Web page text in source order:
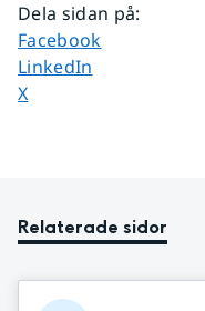
Dela sidan på:
Dela sidan på
Facebook
Dela sidan på
LinkedIn
Dela sidan på
X
Relaterade sidor